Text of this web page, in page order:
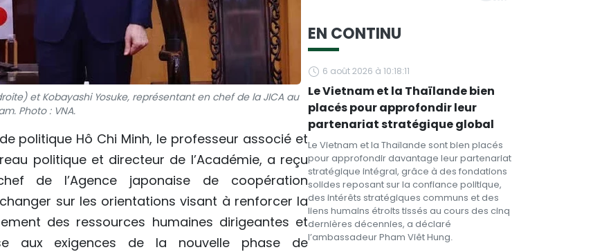
et Kobayashi Yosuke, représentant en chef de la JICA au
Photo : VNA.
politique Hô Chi Minh, le professeur associé et
politique et directeur de l’Académie, a reçu
de l’Agence japonaise de coopération
sur les orientations visant à renforcer la
des ressources humaines dirigeantes et
aux exigences de la nouvelle phase de
EN CONTINU
6 août 2026 à 10:18:11
Le Vietnam et la Thaïlande bien
placés pour approfondir leur
partenariat stratégique global
Le Vietnam et la Thaïlande sont bien placés
pour approfondir davantage leur partenariat
stratégique intégral, grâce à des fondations
solides reposant sur la confiance politique,
des intérêts stratégiques communs et des
liens humains étroits tissés au cours des cinq
dernières décennies, a déclaré
l’ambassadeur Pham Viêt Hung.